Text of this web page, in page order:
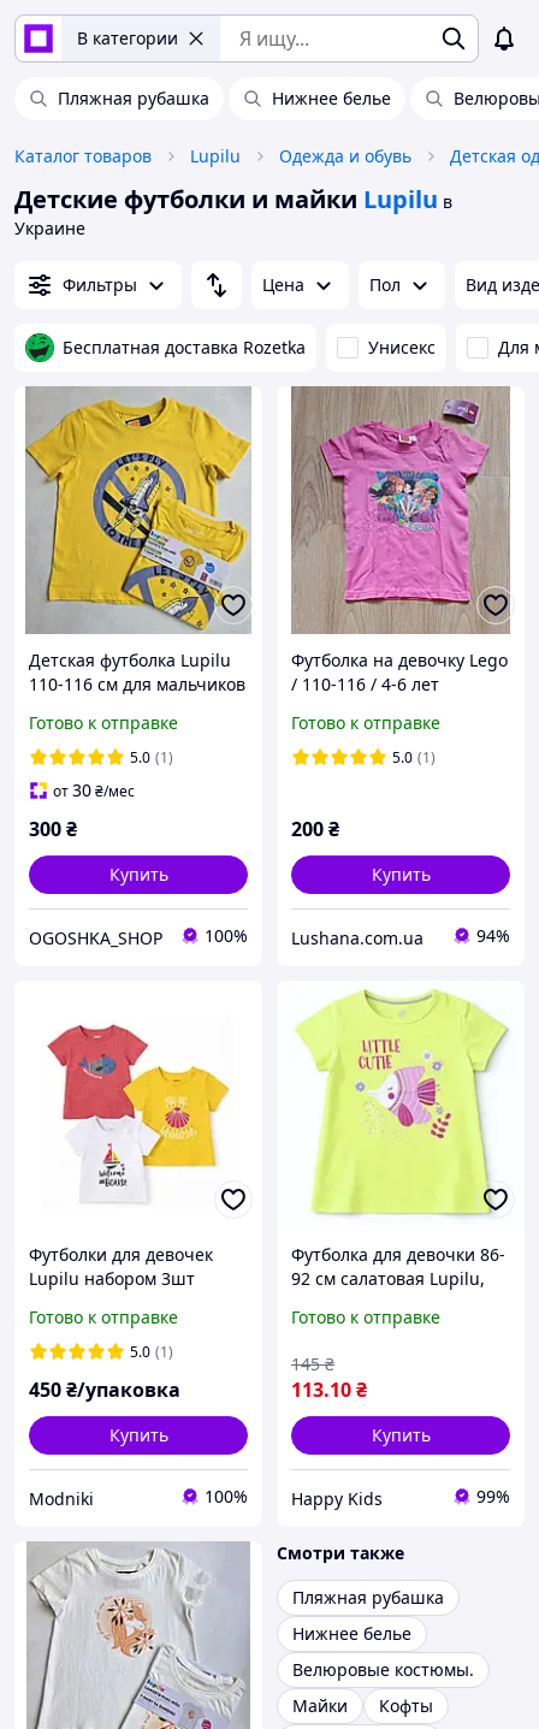
В категории
Пляжная рубашка Нижнее белье
Каталог товаров Lupilu Одежда и обувь Детская
Детские футболки и майки Lupilu в
Украине
Фильтры Цена Пол Вид
Бесплатная доставка Rozetka Унисекс Для
Детская футболка Lupilu
110-116 см для мальчиков
Готово к отправке
5.0 (1)
от30₴/мес
300₴
Купить
OGOSHKA_SHOP 100%
Футболка на девочку Lego
/ 110-116 / 4-6 лет
Готово к отправке
5.0 (1)
200₴
Купить
Lushana.com.ua 94%
Футболки для девочек
Lupilu набором 3шт
Готово к отправке
5.0 (1)
450₴/упаковка
Купить
Modniki 100%
Футболка для девочки 86-
92 см салатовая Lupilu,
с принтом
Готово к отправке
113.10₴
145 ₴
Купить
Happy Kids 99%
Смотри также
Пляжная рубашка
Нижнее белье
Велюровые костюмы.
Майки
Кофты